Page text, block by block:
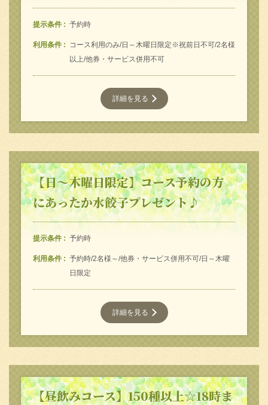
提示条件 予約時
利用条件
コース利用のみ/日～木曜日限定※祝前日不可/2名様
以上/他券・サービス併用不可
詳細を見る
【日～木曜日限定】コース予約の方
にあったか水餃子プレゼント♪
提示条件 予約時
利用条件
予約時/2名様～/他券・サービス併用不可/日～木曜
日限定
詳細を見る
【昼飲みコース】150種以上☆18時ま
この店舗情報をシェアする
クーポン | 岡山平和町個室肉食堂 たらふく酒場 おにか
い
岡山県岡山市北区平和町5-15 2F
お店情報をコピー
閉じる